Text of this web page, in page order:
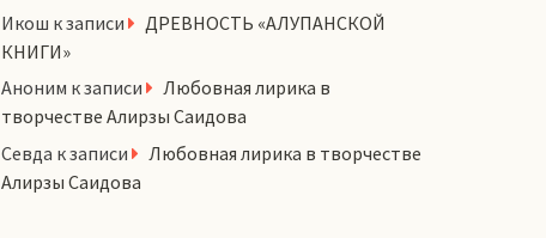
Икош к записи
ДРЕВНОСТЬ «АЛУПАНСКОЙ
КНИГИ»
Аноним к записи
Любовная лирика в
творчестве Алирзы Саидова
Севда к записи
Любовная лирика в творчестве
Алирзы Саидова